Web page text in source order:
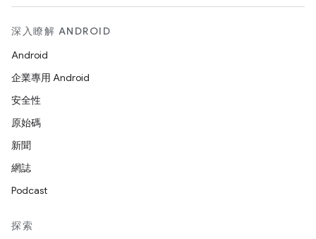
深入瞭解 ANDROID
Android
企業專用 Android
安全性
原始碼
新聞
網誌
Podcast
探索